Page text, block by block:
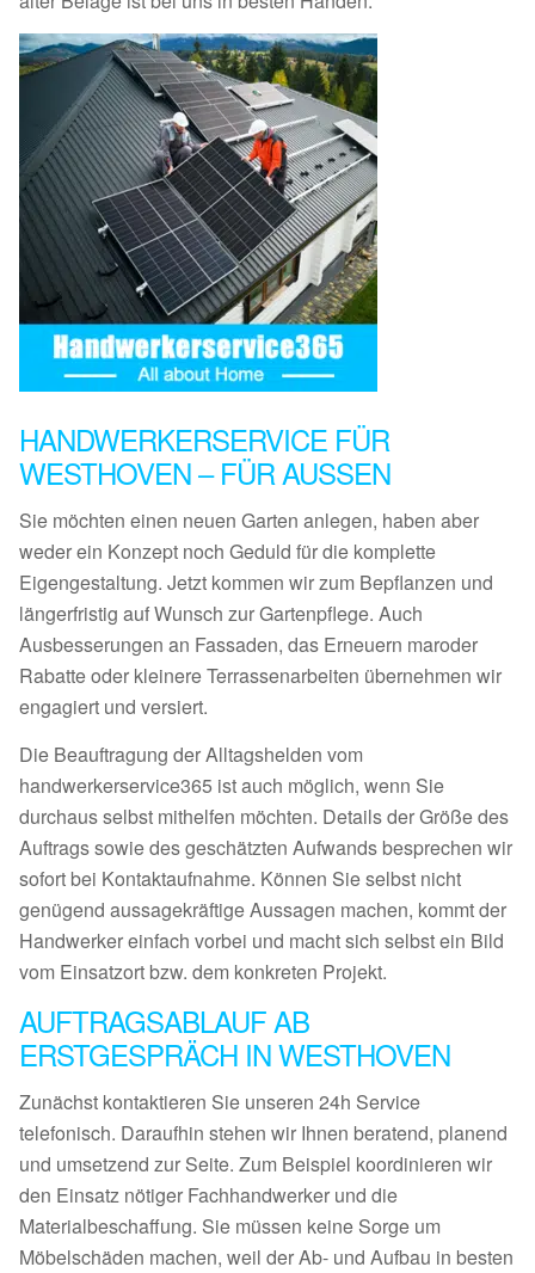
HANDWERKERSERVICE FÜR
WESTHOVEN – FÜR AUSSEN
Sie möchten einen neuen Garten anlegen, haben aber
weder ein Konzept noch Geduld für die komplette
Eigengestaltung. Jetzt kommen wir zum Bepflanzen und
längerfristig auf Wunsch zur Gartenpflege. Auch
Ausbesserungen an Fassaden, das Erneuern maroder
Rabatte oder kleinere Terrassenarbeiten übernehmen wir
engagiert und versiert.
Die Beauftragung der Alltagshelden vom
handwerkerservice365 ist auch möglich, wenn Sie
durchaus selbst mithelfen möchten. Details der Größe des
Auftrags sowie des geschätzten Aufwands besprechen wir
sofort bei Kontaktaufnahme. Können Sie selbst nicht
genügend aussagekräftige Aussagen machen, kommt der
Handwerker einfach vorbei und macht sich selbst ein Bild
vom Einsatzort bzw. dem konkreten Projekt.
AUFTRAGSABLAUF AB
ERSTGESPRÄCH IN WESTHOVEN
Zunächst kontaktieren Sie unseren 24h Service
telefonisch. Daraufhin stehen wir Ihnen beratend, planend
und umsetzend zur Seite. Zum Beispiel koordinieren wir
den Einsatz nötiger Fachhandwerker und die
Materialbeschaffung. Sie müssen keine Sorge um
Möbelschäden machen, weil der Ab- und Aufbau in besten